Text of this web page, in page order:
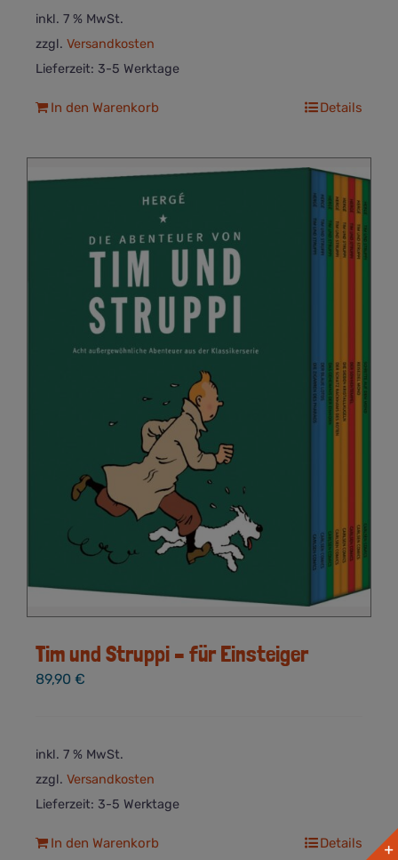
inkl. 7 % MwSt.
zzgl. Versandkosten
Lieferzeit: 3-5 Werktage
In den Warenkorb Details
Tim und Struppi – für Einsteiger
89,90 €
inkl. 7 % MwSt.
zzgl. Versandkosten
Lieferzeit: 3-5 Werktage
In den Warenkorb Details